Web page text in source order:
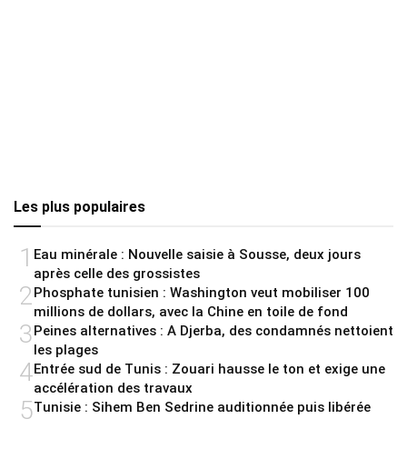
Les plus populaires
1 Eau minérale : Nouvelle saisie à Sousse, deux jours
après celle des grossistes
2Phosphate tunisien : Washington veut mobiliser 100
millions de dollars, avec la Chine en toile de fond
3Peines alternatives : A Djerba, des condamnés nettoient
les plages
4Entrée sud de Tunis : Zouari hausse le ton et exige une
accélération des travaux
5Tunisie : Sihem Ben Sedrine auditionnée puis libérée